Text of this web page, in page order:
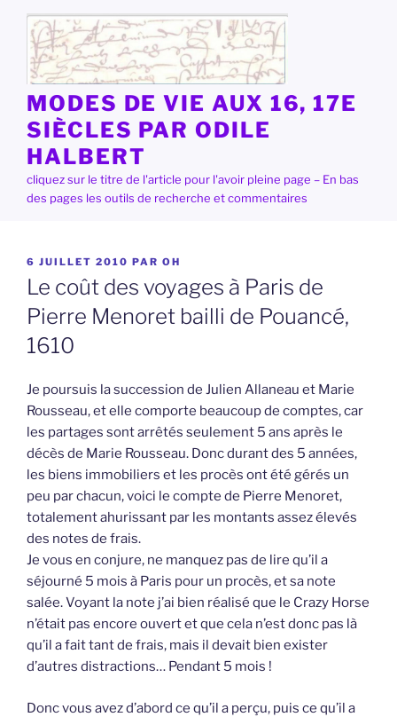
contenu
principal
MODES DE VIE AUX 16, 17E
SIÈCLES PAR ODILE
HALBERT
cliquez sur le titre de l'article pour l'avoir pleine page – En bas
des pages les outils de recherche et commentaires
PUBLIÉ
LE
6 JUILLET 2010 PAR OH
Le coût des voyages à Paris de
Pierre Menoret bailli de Pouancé,
1610
Je poursuis la succession de Julien Allaneau et Marie
Rousseau, et elle comporte beaucoup de comptes, car
les partages sont arrêtés seulement 5 ans après le
décès de Marie Rousseau. Donc durant des 5 années,
les biens immobiliers et les procès ont été gérés un
peu par chacun, voici le compte de Pierre Menoret,
totalement ahurissant par les montants assez élevés
des notes de frais.
Je vous en conjure, ne manquez pas de lire qu’il a
séjourné 5 mois à Paris pour un procès, et sa note
salée. Voyant la note j’ai bien réalisé que le Crazy Horse
n’était pas encore ouvert et que cela n’est donc pas là
qu’il a fait tant de frais, mais il devait bien exister
d’autres distractions… Pendant 5 mois !
Donc vous avez d’abord ce qu’il a perçu, puis ce qu’il a